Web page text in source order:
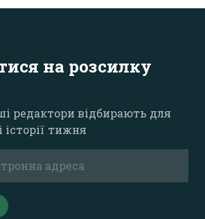
на розсилку
редактори відбирають для
тижня